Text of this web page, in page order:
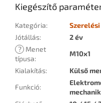
Kiegészítő
Kategória:
Jótállás:
2 év
? Menet
típusa:
M10x1
Kialakítás:
Külső
Funkció: